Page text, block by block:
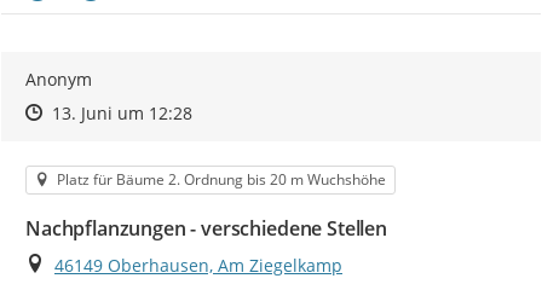
Anonym
Zeitpunkt des Erstellens
Zeitpunkt des Erstellens
13. Juni um 12:28Zur Äußerung
Kategorie
Platz für Bäume 2. Ordnung bis 20 m Wuchshöhe
Nachpflanzungen - verschiedene Stellen
Ort
46149 Oberhausen, Am Ziegelkamp